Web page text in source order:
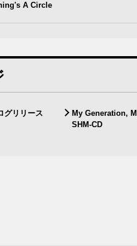
A Circle
グリリース
My Generation,
SHM-CD